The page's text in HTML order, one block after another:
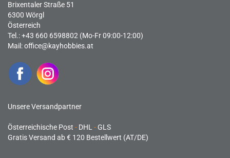
Brixentaler Straße 51
6300 Wörgl
Österreich
Tel.: +43 660 6598802 (Mo-Fr 09:00-12:00)
Mail:office@kayhobbies.at
Unsere Versandpartner
Österreichische Post - DHL -GLS
Gratis Versand ab € 120 Bestellwert (AT/DE)